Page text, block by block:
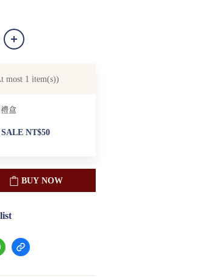
most 1 item(s))
盒
SALE NT$50
BUY NOW